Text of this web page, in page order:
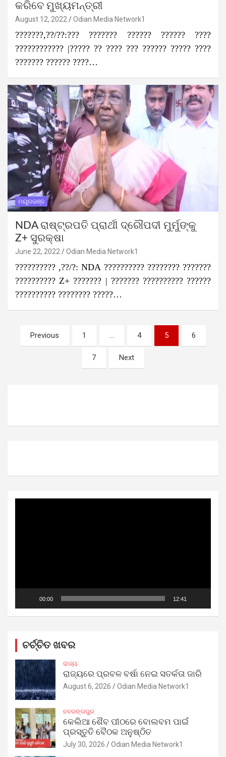
କରିବେ ମୁଖ୍ୟମନ୍ତ୍ରୀ
August 12, 2022 Odian Media Network1
???????,??/??:??? ??????? ?????? ?????? ????
???????????? |????? ?? ???? ??? ?????? ????? ????
??????? ?????? ????…
ମୟୂରଭଞ୍ଜ
NDA ରାଷ୍ଟ୍ରପତି ପ୍ରାର୍ଥୀ ଦ୍ରୌପଦୀ ମୁର୍ମୁଙ୍କୁ
Z+ ସୁରକ୍ଷା
June 22, 2022 Odian Media Network1
?????????? ,??/?: NDA ?????????? ???????? ???????
?????????? Z+ ??????? | ??????? ?????????? ??????
?????????? ???????? ?????…
Posts
pagination
Previous 1 … 4 5 6
7 Next
00:00 12:41
ଚର୍ଚ୍ଚିତ ଖବର
ରାଜ୍ୟ
ରାଜ୍ୟରେ ପ୍ରବଳ ବର୍ଷା ନେଇ ସତର୍କତା ଜାରି
August 6, 2026 Odian Media Network1
ନବରଙ୍ଗପୁର
କେଲିଆ ଶୈବ ପୀଠରେ ବୋଲବମ ପାଇଁ
ପ୍ରସ୍ତୁତି ବୈଠକ ଅନୁଷ୍ଠିତ
July 30, 2026 Odian Media Network1